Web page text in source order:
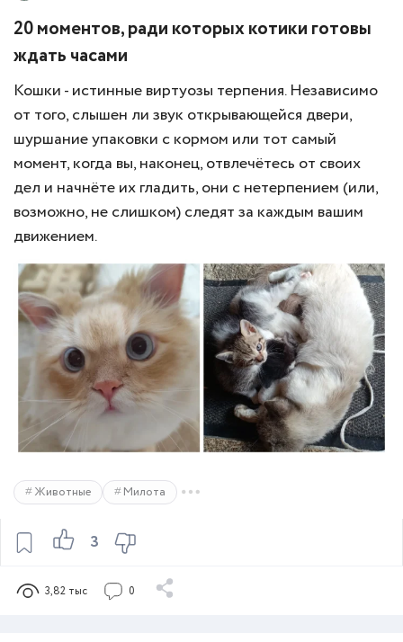
3
20 моментов, ради которых котики готовы
ждать часами
Кошки - истинные виртуозы терпения. Независимо
от того, слышен ли звук открывающейся двери,
шуршание упаковки с кормом или тот самый
момент, когда вы, наконец, отвлечётесь от своих
дел и начнёте их гладить, они с нетерпением (или,
возможно, не слишком) следят за каждым вашим
движением.
Животные Милота
3,82 тыс 0